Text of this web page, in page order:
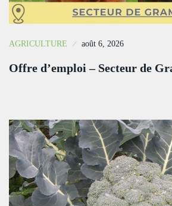
AGRICULTURE août 6, 2026
Offre d’emploi – Secteur de